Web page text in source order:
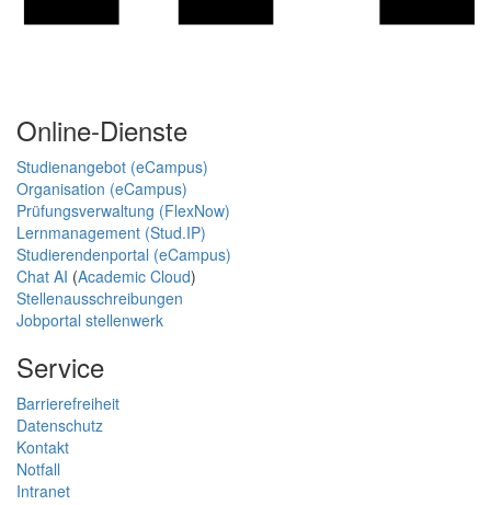
Online-Dienste
Studienangebot (eCampus)
Organisation (eCampus)
Prüfungsverwaltung (FlexNow)
Lernmanagement (Stud.IP)
Studierendenportal (eCampus)
Chat AI (Academic Cloud)
Stellenausschreibungen
Jobportal stellenwerk
Service
Barrierefreiheit
Datenschutz
Kontakt
Notfall
Intranet